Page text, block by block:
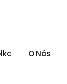
O Nás